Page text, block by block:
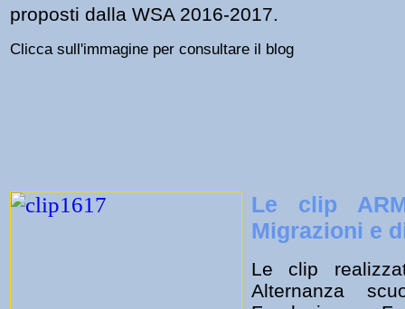
proposti dalla WSA 2016-2017.
Clicca sull'immagine per consultare il blog
Le clip
Migrazioni e
Le clip
Alternanza